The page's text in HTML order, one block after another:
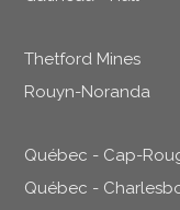
Thetford Mines
Rouyn-Noranda
Québec - Cap-
Québec -